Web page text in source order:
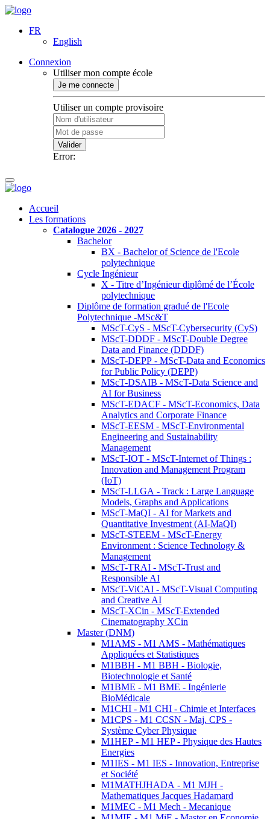
FR
English
Connexion
Utiliser mon compte école
Je me connecte
Utiliser un compte provisoire
Valider
Error:
Accueil
Les formations
Catalogue 2026 - 2027
Bachelor
BX - Bachelor of Science de l'Ecole
polytechnique
Cycle Ingénieur
X - Titre d’Ingénieur diplômé de l’École
polytechnique
Diplôme de formation gradué de l'Ecole
Polytechnique -MSc&T
MScT-CyS - MScT-Cybersecurity (CyS)
MScT-DDDF - MScT-Double Degree
Data and Finance (DDDF)
MScT-DEPP - MScT-Data and Economics
for Public Policy (DEPP)
MScT-DSAIB - MScT-Data Science and
AI for Business
MScT-EDACF - MScT-Economics, Data
Analytics and Corporate Finance
MScT-EESM - MScT-Environmental
Engineering and Sustainability
Management
MScT-IOT - MScT-Internet of Things :
Innovation and Management Program
(IoT)
MScT-LLGA - Track : Large Language
Models, Graphs and Applications
MScT-MaQI - AI for Markets and
Quantitative Investment (AI-MaQI)
MScT-STEEM - MScT-Energy
Environment : Science Technology &
Management
MScT-TRAI - MScT-Trust and
Responsible AI
MScT-ViCAI - MScT-Visual Computing
and Creative AI
MScT-XCin - MScT-Extended
Cinematography XCin
Master (DNM)
M1AMS - M1 AMS - Mathématiques
Appliquées et Statistiques
M1BBH - M1 BBH - Biologie,
Biotechnologie et Santé
M1BME - M1 BME - Ingénierie
BioMédicale
M1CHI - M1 CHI - Chimie et Interfaces
M1CPS - M1 CCSN - Maj. CPS -
Système Cyber Physique
M1HEP - M1 HEP - Physique des Hautes
Energies
M1IES - M1 IES - Innovation, Entreprise
et Société
M1MATHJHADA - M1 MJH -
Mathematiques Jacques Hadamard
M1MEC - M1 Mech - Mecanique